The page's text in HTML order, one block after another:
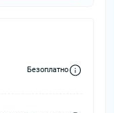
Безоплатно